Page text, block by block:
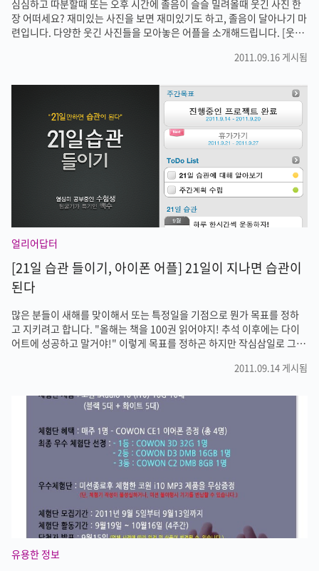
심심하고 따분할때 또는 오후 시간에 졸음이 슬슬 밀려올때 웃긴 사진 한
장 어떠세요? 재미있는 사진을 보면 재미있기도 하고, 졸음이 달아나기 마
련입니다. 다양한 웃긴 사진들을 모아놓은 어플을 소개해드립니다. [웃끼
가지고 있는 웃긴 사진을 공유할수 있는 어플입니다. 웃끼지마 어플을 실
를 얻고 있는 사진을 선택해서 감상할 수 있습니다. 상단의 검색 아이콘을
눌러 검색어를 입력하면 관련된 재미있는 사진들을 감상할수 있습니다.
또한 하단의 갤러리 버튼을 누르면 카테고리 별로 정리된 사진들을 감상
할 수 있습니다. 내가 가지고 있는 웃긴 이미지를 등록할수도 있습니다. 재
2011.09.16 게시됨
얼리어답터
[21일 습관 들이기, 아이폰 어플] 21일이 지나면 습관이
된다
많은 분들이 새해를 맞이해서 또는 특정일을 기점으로 뭔가 목표를 정하
고 지키려고 합니다. "올해는 책을 100권 읽어야지! 추석 이후에는 다이
어트에 성공하고 말거야!" 이렇게 목표를 정하곤 하지만 작심삼일로 그치
히 하는것은 정말 힘든일입니다. 하지만 누군가 일정을 정리해주고 도와
라는 것이 있다고 합니다. 21일동안 계속하면 습관이 된다고 하는데요. 어
플 제작사는 '생각이 대뇌피질에서 뇌깐까지 내려가는데 걸리는 최소한의
시간, 사람의 생체 시계가 교정되는데 드는 최소한의 시간이 21일이기 때
문'이라고 말하고 있습니다. 21일 동안 나와의 약속을 지킨다면 그것이
2011.09.14 게시됨
유용한 정보